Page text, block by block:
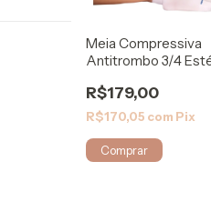
Meia Compressiva
Antitrombo 3/4
R$179,00
R$170,05 com Pix
Comprar